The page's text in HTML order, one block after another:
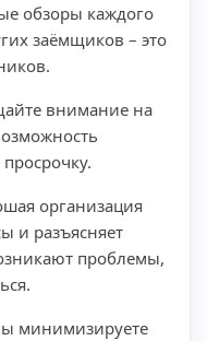
обзоры каждого
заёмщиков – это
внимание на
организация
и разъясняет
проблемы,
минимизируете